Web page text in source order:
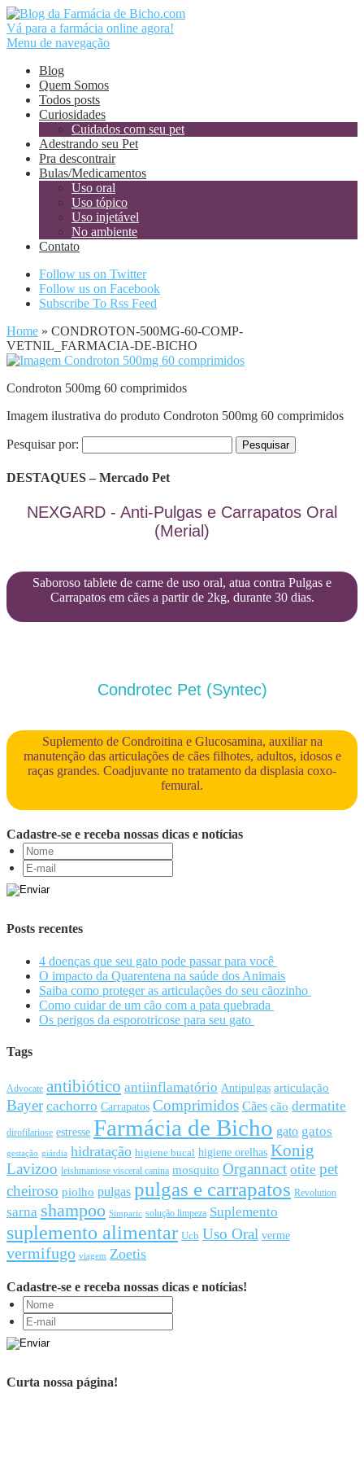
Vá para a farmácia online agora!
Menu de navegação
Blog
Quem Somos
Todos posts
Curiosidades
Cuidados com seu pet
Adestrando seu Pet
Pra descontrair
Bulas/Medicamentos
Uso oral
Uso tópico
Uso injetável
No ambiente
Contato
Follow us on Twitter
Follow us on Facebook
Subscribe To Rss Feed
Home » CONDROTON-500MG-60-COMP-
VETNIL_FARMACIA-DE-BICHO
Condroton 500mg 60 comprimidos
Imagem ilustrativa do produto Condroton 500mg 60 comprimidos
Pesquisar por:
DESTAQUES – Mercado Pet
NEXGARD - Anti-Pulgas e Carrapatos Oral
(Merial)
Saboroso tablete de carne de uso oral, atua contra Pulgas e
Carrapatos em cães a partir de 2kg, durante 30 dias.
Condrotec Pet (Syntec)
Suplemento de Condroitina e Glucosamina, auxiliar na
manutenção das articulações de cães filhotes, adultos, idosos e
raças grandes. Coadjuvante no tratamento da displasia coxo-
femural.
Cadastre-se e receba nossas dicas e notícias
Posts recentes
4 doenças que seu gato pode passar para você
O impacto da Quarentena na saúde dos Animais
Saiba como proteger as articulações do seu cãozinho
Como cuidar de um cão com a pata quebrada
Os perigos da esporotricose para seu gato
Tags
Advocate antibiótico antiinflamatório Antipulgas articulação
Bayer cachorro Carrapatos Comprimidos Cães cão dermatite
dirofilariose estresse Farmácia de Bicho gato gatos
gestação giárdia hidratação higiene bucal higiene orelhas Konig
Lavizoo leishmaniose visceral canina mosquito Organnact otite pet
cheiroso piolho pulgas pulgas e carrapatos Revolution
sarna shampoo Simparic solução limpeza Suplemento
suplemento alimentar Ucb Uso Oral verme
vermifugo viagem Zoetis
Cadastre-se e receba nossas dicas e notícias!
Curta nossa página!